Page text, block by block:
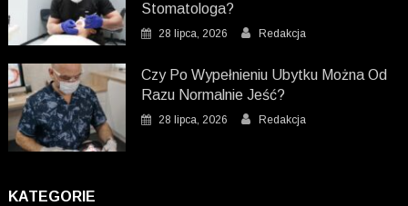
Stomatologa?
28 lipca, 2026 Redakcja
Czy Po Wypełnieniu Ubytku Można Od
Razu Normalnie Jeść?
28 lipca, 2026 Redakcja
KATEGORIE